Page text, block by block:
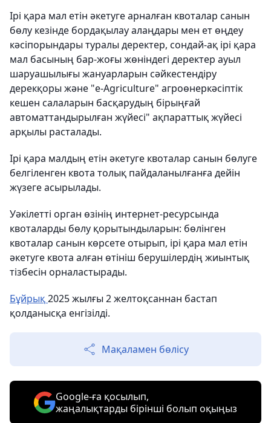
Ірі қара мал етін әкетуге арналған квоталар санын
бөлу кезінде бордақылау алаңдары мен ет өңдеу
кәсіпорындары туралы деректер, сондай-ақ ірі қара
мал басының бар-жоғы жөніндегі деректер ауыл
шаруашылығы жануарларын сәйкестендіру
дерекқоры және "e-Agriculture" агроөнеркәсіптік
кешен салаларын басқарудың бірыңғай
автоматтандырылған жүйесі" ақпараттық жүйесі
арқылы расталады.
Ірі қара малдың етін әкетуге квоталар санын бөлуге
белгіленген квота толық пайдаланылғанға дейін
жүзеге асырылады.
Уәкілетті орган өзінің интернет-ресурсында
квоталарды бөлу қорытындыларын: бөлінген
квоталар санын көрсете отырып, ірі қара мал етін
әкетуге квота алған өтініш берушілердің жиынтық
тізбесін орналастырады.
Бұйрық2025 жылғы 2 желтоқсаннан бастап
қолданысқа енгізілді.
Мақаламен бөлісу
Google-ға қосылып,
жаңалықтарды бірінші болып оқыңыз